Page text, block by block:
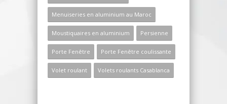
Menuiseries en aluminium au Maroc
Moustiquaires en aluminium Persienne
Porte Fenêtre Porte Fenêtre coulissante
Volet roulant Volets roulants Casablanca